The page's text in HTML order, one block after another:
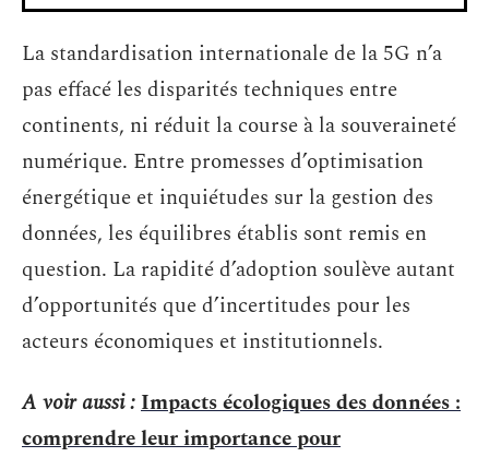
La standardisation internationale de la 5G n’a
pas effacé les disparités techniques entre
continents, ni réduit la course à la souveraineté
numérique. Entre promesses d’optimisation
énergétique et inquiétudes sur la gestion des
données, les équilibres établis sont remis en
question. La rapidité d’adoption soulève autant
d’opportunités que d’incertitudes pour les
acteurs économiques et institutionnels.
A voir aussi :Impacts écologiques des données :
comprendre leur importance pour